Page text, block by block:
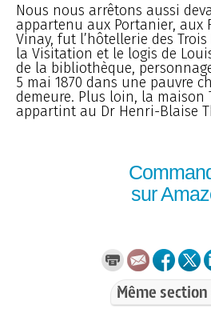
Nous nous arrêtons aussi
appartenu aux Portanier, aux
Vinay, fut l’hôtellerie des
la Visitation et le logis de
de la bibliothèque,
5 mai 1870 dans une pauvre
demeure. Plus loin, la
appartint au Dr Henri-Blaise
sur
Même section